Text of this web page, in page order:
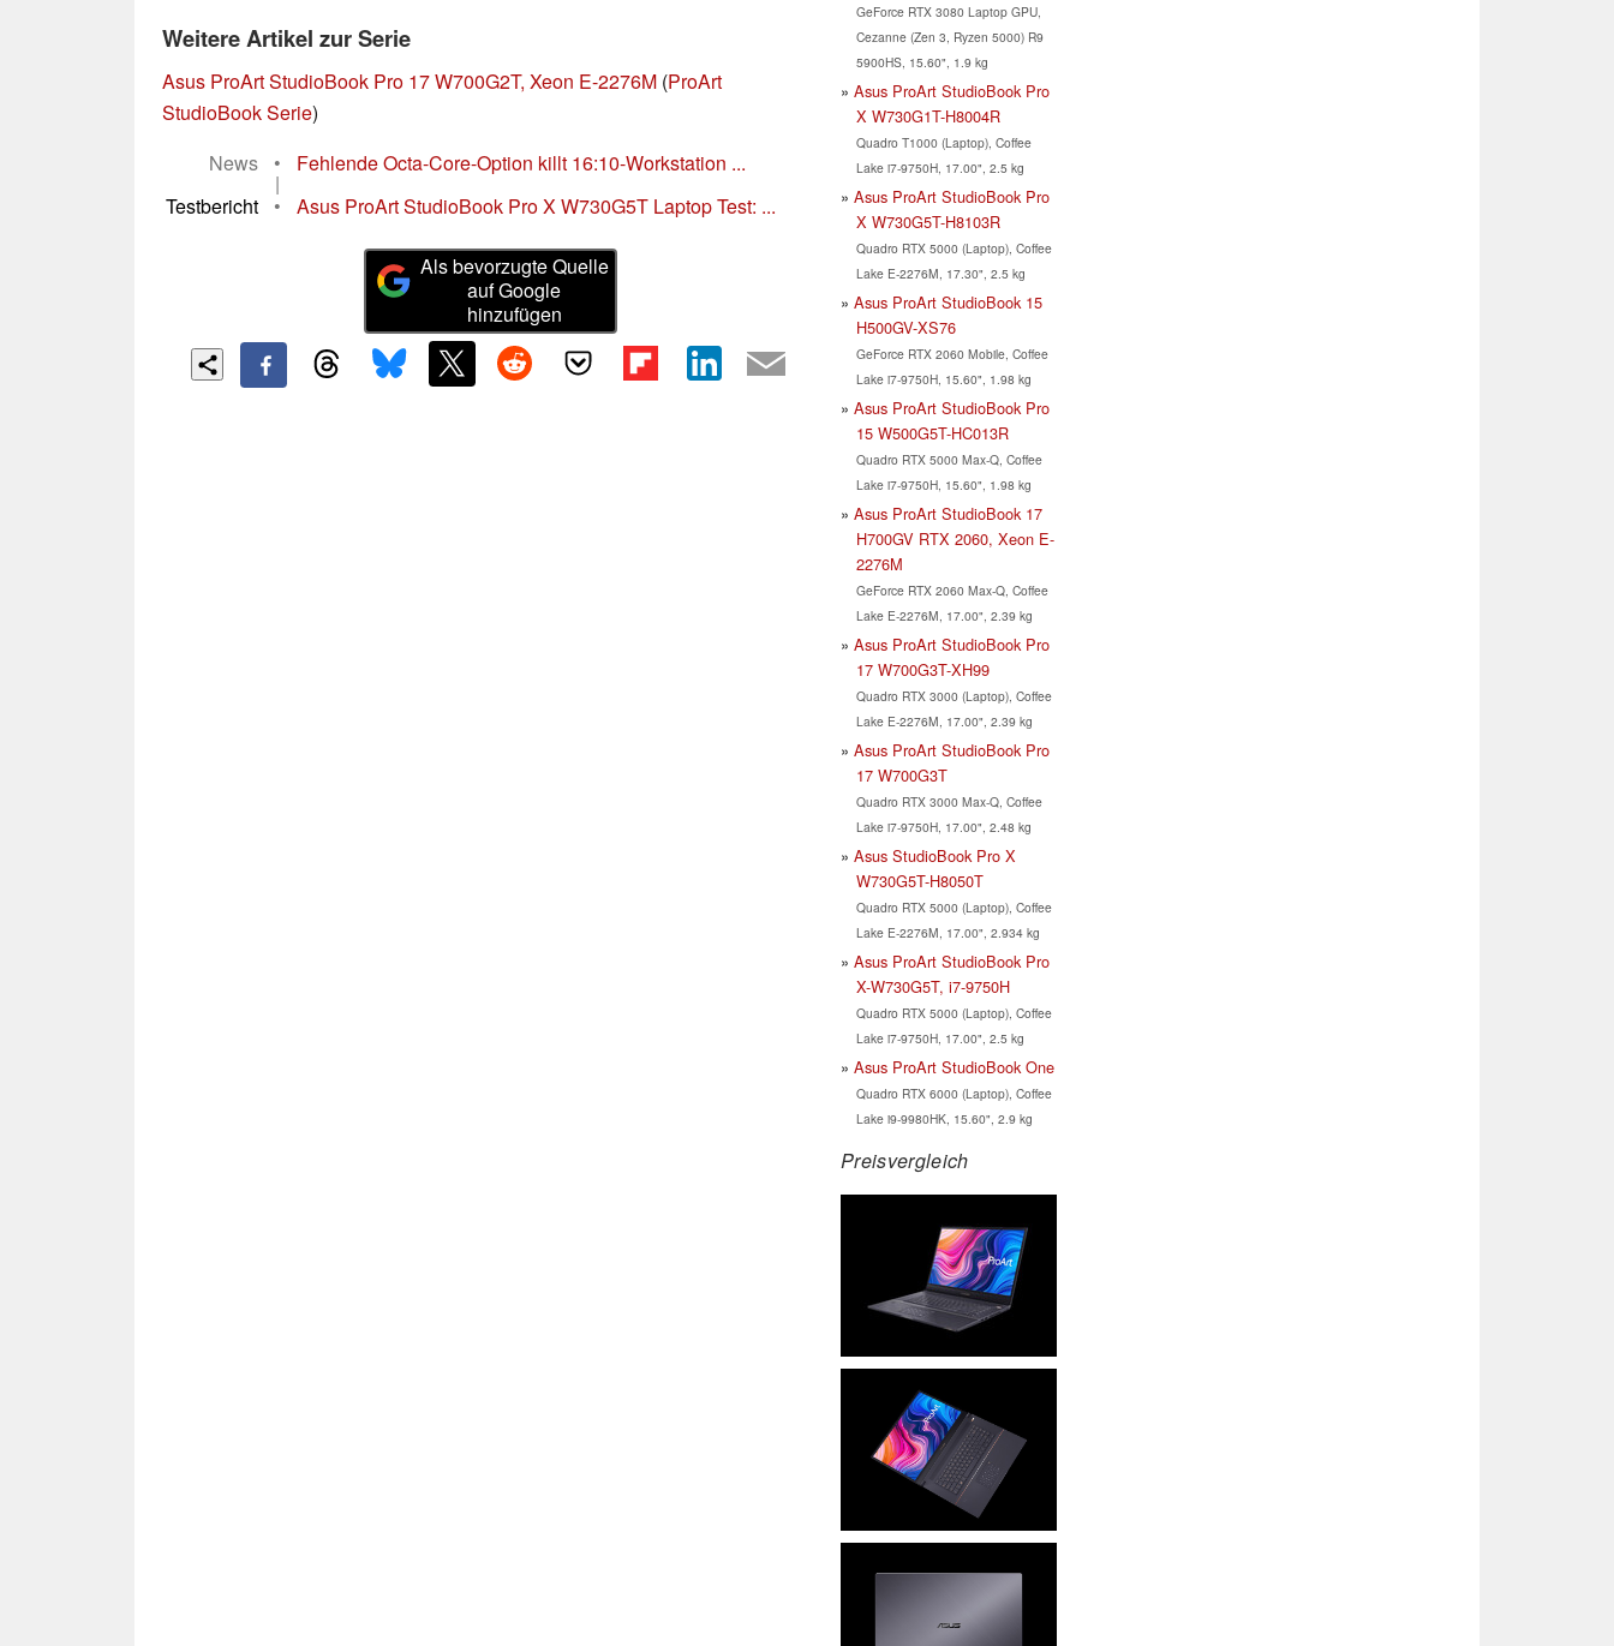
Weitere Artikel zur Serie
Asus ProArt StudioBook Pro 17 W700G2T, Xeon E-2276M (ProArt
StudioBook Serie)
News
• Fehlende Octa-Core-Option killt 16:10-Workstation ...
|
Testbericht
• Asus ProArt StudioBook Pro X W730G5T Laptop Test: ...
Als bevorzugte Quelle
auf Google
hinzufügen
GeForce RTX 3080 Laptop GPU,
Cezanne (Zen 3, Ryzen 5000) R9
5900HS, 15.60", 1.9 kg
Asus ProArt StudioBook Pro
X W730G1T-H8004R
Quadro T1000 (Laptop), Coffee
Lake i7-9750H, 17.00", 2.5 kg
Asus ProArt StudioBook Pro
X W730G5T-H8103R
Quadro RTX 5000 (Laptop), Coffee
Lake E-2276M, 17.30", 2.5 kg
Asus ProArt StudioBook 15
H500GV-XS76
GeForce RTX 2060 Mobile, Coffee
Lake i7-9750H, 15.60", 1.98 kg
Asus ProArt StudioBook Pro
15 W500G5T-HC013R
Quadro RTX 5000 Max-Q, Coffee
Lake i7-9750H, 15.60", 1.98 kg
Asus ProArt StudioBook 17
H700GV RTX 2060, Xeon E-
2276M
GeForce RTX 2060 Max-Q, Coffee
Lake E-2276M, 17.00", 2.39 kg
Asus ProArt StudioBook Pro
17 W700G3T-XH99
Quadro RTX 3000 (Laptop), Coffee
Lake E-2276M, 17.00", 2.39 kg
Asus ProArt StudioBook Pro
17 W700G3T
Quadro RTX 3000 Max-Q, Coffee
Lake i7-9750H, 17.00", 2.48 kg
Asus StudioBook Pro X
W730G5T-H8050T
Quadro RTX 5000 (Laptop), Coffee
Lake E-2276M, 17.00", 2.934 kg
Asus ProArt StudioBook Pro
X-W730G5T, i7-9750H
Quadro RTX 5000 (Laptop), Coffee
Lake i7-9750H, 17.00", 2.5 kg
Asus ProArt StudioBook One
Quadro RTX 6000 (Laptop), Coffee
Lake i9-9980HK, 15.60", 2.9 kg
Preisvergleich